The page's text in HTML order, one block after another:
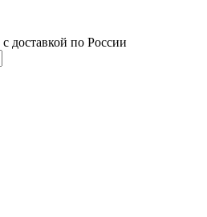
доставкой по России